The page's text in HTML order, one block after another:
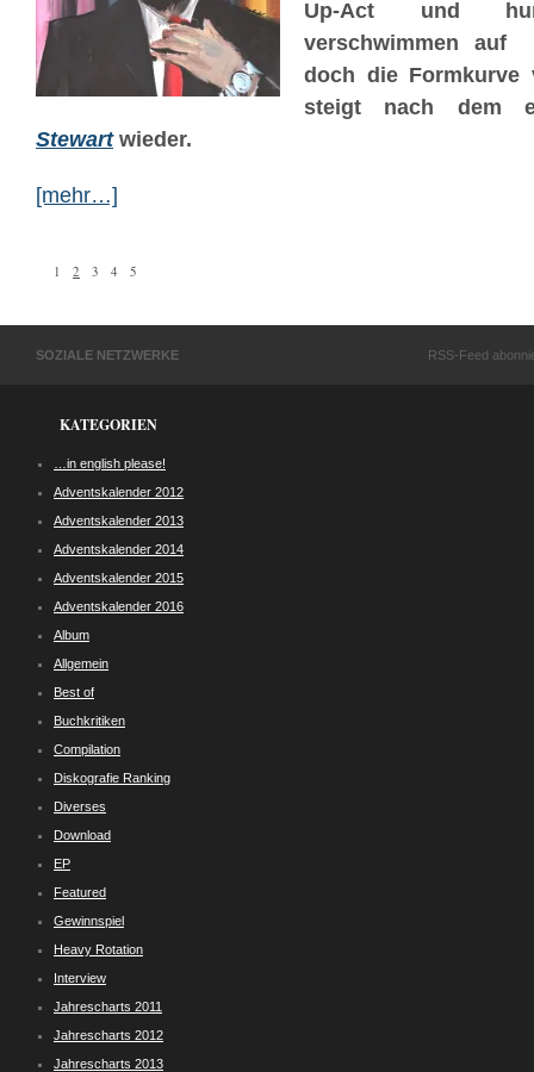
Up-Act und
verschwimmen
doch die
steigt nach dem
Stewartwieder.
[mehr…]
1 2 3 4 5
SOZIALE NETZWERKE RSS-Feed
KATEGORIEN
…in english please!
Adventskalender 2012
Adventskalender 2013
Adventskalender 2014
Adventskalender 2015
Adventskalender 2016
Album
Allgemein
Best of
Buchkritiken
Compilation
Diskografie Ranking
Diverses
Download
EP
Featured
Gewinnspiel
Heavy Rotation
Interview
Jahrescharts 2011
Jahrescharts 2012
Jahrescharts 2013